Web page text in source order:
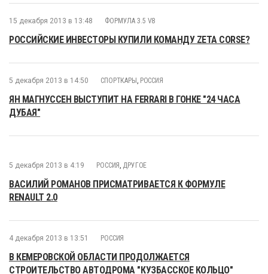
15 декабря 2013 в 13:48 ФОРМУЛА 3.5 V8
РОССИЙСКИЕ ИНВЕСТОРЫ КУПИЛИ КОМАНДУ ZETA CORSE?
5 декабря 2013 в 14:50 СПОРТКАРЫ , РОССИЯ
ЯН МАГНУССЕН ВЫСТУПИТ НА FERRARI В ГОНКЕ "24 ЧАСА
ДУБАЯ"
5 декабря 2013 в 4:19 РОССИЯ , ДРУГОЕ
ВАСИЛИЙ РОМАНОВ ПРИСМАТРИВАЕТСЯ К ФОРМУЛЕ
RENAULT 2.0
4 декабря 2013 в 13:51 РОССИЯ
В КЕМЕРОВСКОЙ ОБЛАСТИ ПРОДОЛЖАЕТСЯ
СТРОИТЕЛЬСТВО АВТОДРОМА "КУЗБАССКОЕ КОЛЬЦО"